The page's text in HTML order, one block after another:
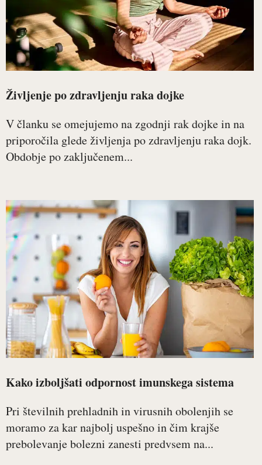
Življenje po zdravljenju raka dojke
V članku se omejujemo na zgodnji rak dojke in na
priporočila glede življenja po zdravljenju raka dojk.
Obdobje po zaključenem...
Kako izboljšati odpornost imunskega sistema
Pri številnih prehladnih in virusnih obolenjih se
moramo za kar najbolj uspešno in čim krajše
prebolevanje bolezni zanesti predvsem na...